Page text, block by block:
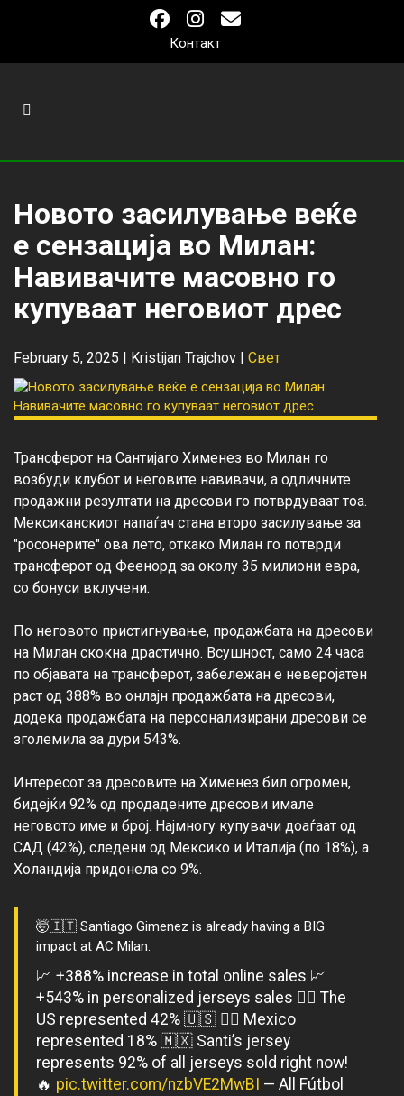
Контакт
Новото засилување веќе
е сензација во Милан:
Навивачите масовно го
купуваат неговиот дрес
February 5, 2025 | Kristijan Trajchov | Свет
Трансферот на Сантијаго Хименез во Милан го
возбуди клубот и неговите навивачи, а одличните
продажни резултати на дресови го потврдуваат тоа.
Мексиканскиот напаѓач стана второ засилување за
"росонерите" ова лето, откако Милан го потврди
трансферот од Феенорд за околу 35 милиони евра,
со бонуси вклучени.
По неговото пристигнување, продажбата на дресови
на Милан скокна драстично. Всушност, само 24 часа
по објавата на трансферот, забележан е неверојатен
раст од 388% во онлајн продажбата на дресови,
додека продажбата на персонализирани дресови се
зголемила за дури 543%.
Интересот за дресовите на Хименез бил огромен,
бидејќи 92% од продадените дресови имале
неговото име и број. Најмногу купувачи доаѓаат од
САД (42%), следени од Мексико и Италија (по 18%), а
🤯🇮🇹 Santiago Gimenez is already having a BIG
impact at AC Milan:
📈 +388% increase in total online sales 📈
+543% in personalized jerseys sales ✍🏼 The
US represented 42% 🇺🇸 ✍🏼 Mexico
represented 18% 🇲🇽 Santi’s jersey
represents 92% of all jerseys sold right now!
🔥 pic.twitter.com/nzbVE2MwBI — All Fútbol